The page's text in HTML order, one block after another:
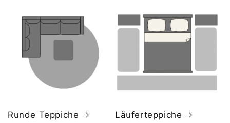
Runde Teppiche Läuferteppiche